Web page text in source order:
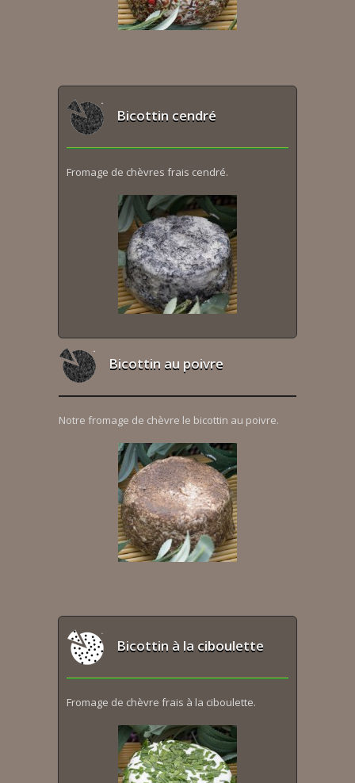
Bicottin cendré
Fromage de chèvres frais cendré.
Bicottin au poivre
Notre fromage de chèvre le bicottin au poivre.
Bicottin à la ciboulette
Fromage de chèvre frais à la ciboulette.